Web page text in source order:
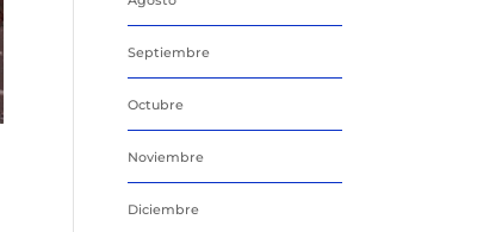
Septiembre
Octubre
Noviembre
Diciembre